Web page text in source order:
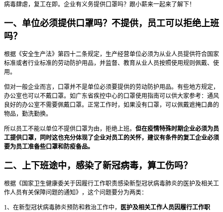
病毒肆虐，复工在即。企业有义务提供口罩吗？跟小薪来一起来了解下！
一、单位必须提供口罩吗？不提供，员工可以拒绝上班
吗？
根据《安全生产法》第四十二条规定，生产经营单位必须为从业人员提供符合国家
标准或者行业标准的劳动防护用品，并监督、教育从业人员按照使用规则佩戴、使
用。
但对一般企业而言，口罩并不是单位必须要提供的劳动防护用品。有些地方规定，
办公室也可以不戴口罩。如广东省疾控中心的口罩使用指南可以供大家参考：通风
良好的办公室不需要佩戴口罩。正常工作时，如果没有口罩，可以佩戴遮掩口鼻的
物品，勤洗勤换。
所以员工不能以单位不提供口罩为由，拒绝上班。 但在疫情特殊时期企业必须为员
工提供口罩，同时这也充分体现了企业对员工的关怀，建议有条件的复工企业必须
要为员工准备些口罩和防疫备品。
二、上下班途中，感染了新冠病毒，算工伤吗？
根据《国家卫生健康委关于因履行工作职责感染新型冠状病毒肺炎的医护及相关工
作人员有关保障问题的通知》，这个问题要分为两类：
1、在新型冠状病毒肺炎预防和救治工作中，
医护及相关工作人员因履行工作职